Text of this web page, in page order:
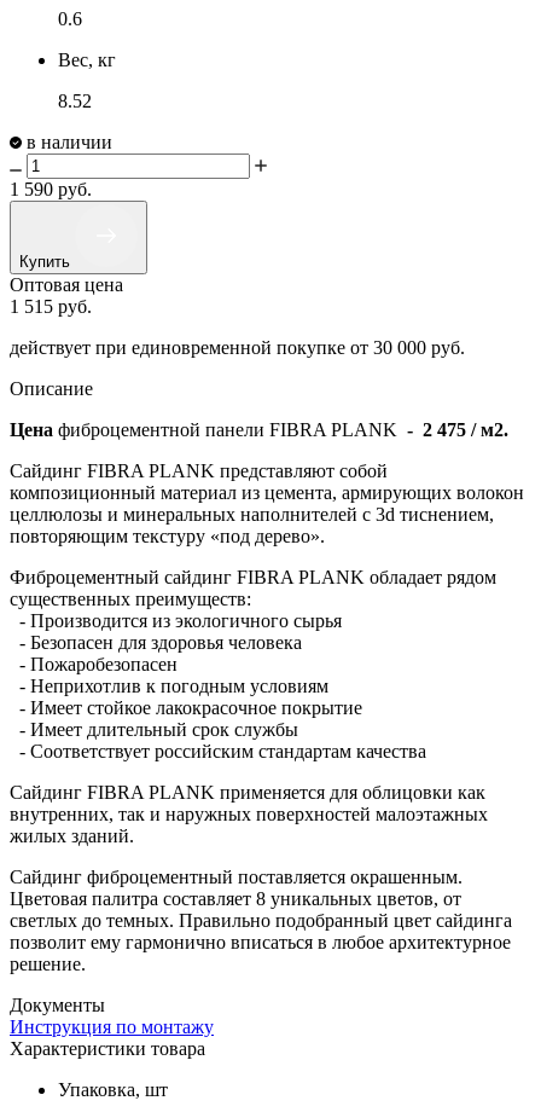
0.6
Вес, кг
8.52
в наличии
1 590 руб.
Купить
Оптовая цена
1 515 руб.
действует при единовременной покупке от 30 000 руб.
Описание
Цена фиброцементной панели FIBRA PLANK - 2 475 / м2.
Сайдинг FIBRA PLANK представляют собой
композиционный материал из цемента, армирующих волокон
целлюлозы и минеральных наполнителей с 3d тиснением,
повторяющим текстуру «под дерево».
Фиброцементный сайдинг FIBRA PLANK обладает рядом
существенных преимуществ:
- Производится из экологичного сырья
- Безопасен для здоровья человека
- Пожаробезопасен
- Неприхотлив к погодным условиям
- Имеет стойкое лакокрасочное покрытие
- Имеет длительный срок службы
- Соответствует российским стандартам качества
Сайдинг FIBRA PLANK применяется для облицовки как
внутренних, так и наружных поверхностей малоэтажных
жилых зданий.
Сайдинг фиброцементный поставляется окрашенным.
Цветовая палитра составляет 8 уникальных цветов, от
светлых до темных. Правильно подобранный цвет сайдинга
позволит ему гармонично вписаться в любое архитектурное
решение.
Документы
Инструкция по монтажу
Характеристики товара
Упаковка, шт